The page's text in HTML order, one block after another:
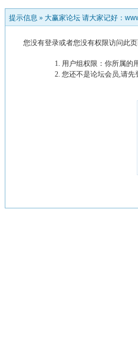
提示信息 » 大赢家论坛 请大家记好：
您没有登录或者您没有权限访问此
用户组权限：你所属的
您还不是论坛会员,请先